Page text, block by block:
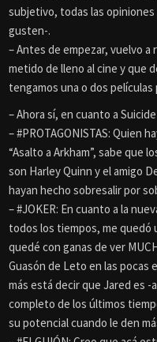
subjetivo, todas las opiniones
gusten-.
– Antes de empezar, vuelvo a
metido de lleno al cine y que
tengamos una o dos películas
– Ahora sí, en cuanto a
– #PROTAGONISTAS: Quien
“Asalto a Arkham”, sabe que
son Harley Quinn y el amigo
hayan hecho sobresalir por
– #JOKER: En cuanto a la
todos los tiempos, me quedó
quedé con ganas de ver
Guasón de Leto en las pocas
más está decir que Jared es
completo de los últimos
su potencial cuando le den